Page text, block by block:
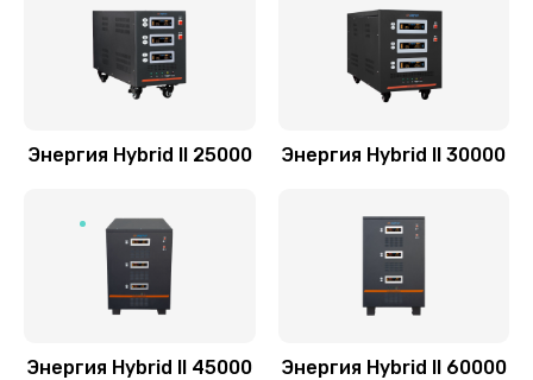
Энергия Hybrid II 25000 Энергия Hybrid II 30000
Энергия Hybrid II 45000 Энергия Hybrid II 60000